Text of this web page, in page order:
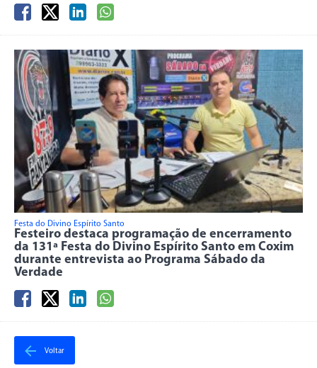
Festa do Divino Espírito Santo
Festeiro destaca programação de encerramento
da 131ª Festa do Divino Espírito Santo em Coxim
durante entrevista ao Programa Sábado da
Verdade
Voltar